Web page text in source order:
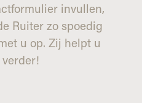
invullen,
Ruiter zo spoedig
u op. Zij helpt u